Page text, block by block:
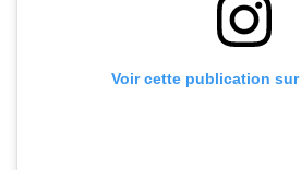
Voir cette publication